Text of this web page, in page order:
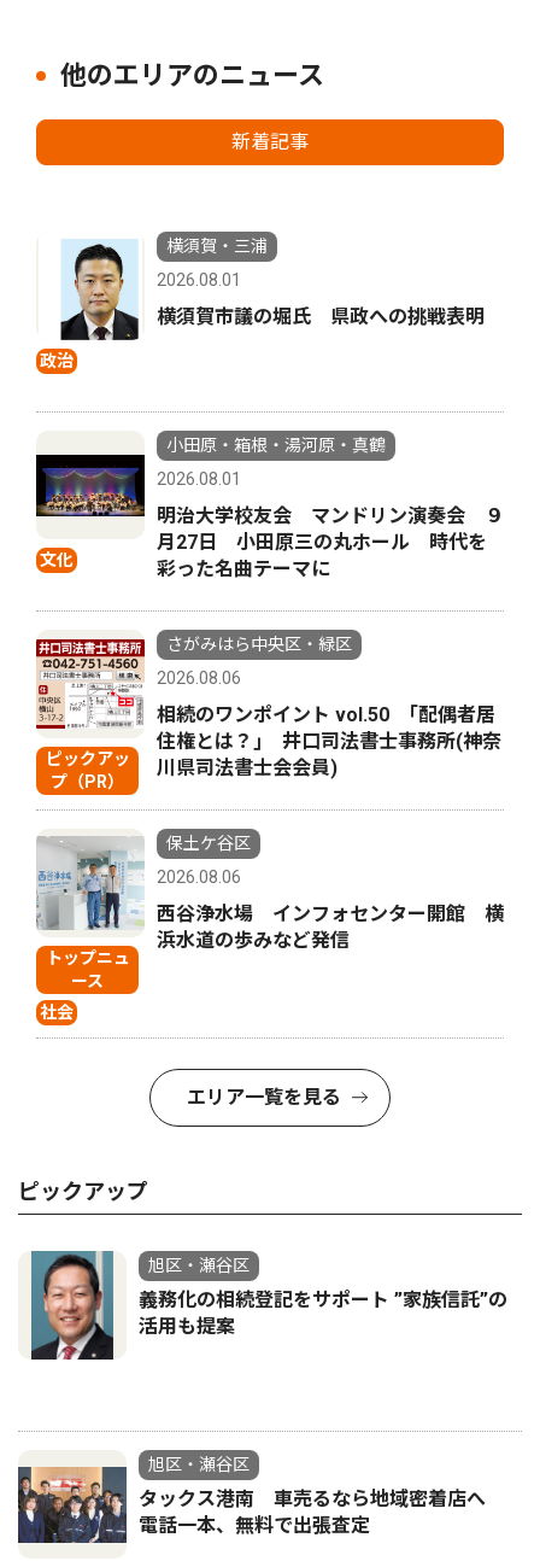
他のエリアのニュース
新着記事
政治
横須賀・三浦
2026.08.01
横須賀市議の堀氏 県政への挑戦表明
文化
小田原・箱根・湯河原・真鶴
2026.08.01
明治大学校友会 マンドリン演奏会 ９
月27日 小田原三の丸ホール 時代を
彩った名曲テーマに
ピックアッ
プ（PR）
さがみはら中央区・緑区
2026.08.06
相続のワンポイント vol.50 ｢配偶者居
住権とは？｣ 井口司法書士事務所(神奈
川県司法書士会会員)
トップニュ
ース
社会
保土ケ谷区
2026.08.06
西谷浄水場 インフォセンター開館 横
浜水道の歩みなど発信
エリア一覧を見る
ピックアップ
旭区・瀬谷区
義務化の相続登記をサポート ”家族信託”の
活用も提案
旭区・瀬谷区
タックス港南 車売るなら地域密着店へ
電話一本、無料で出張査定